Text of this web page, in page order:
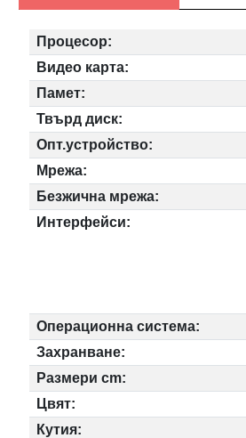
Процесор:
Видео карта:
Памет:
Твърд диск:
Опт.устройство:
Мрежа:
Безжична мрежа:
Интерфейси:
Операционна система:
Захранване:
Размери cm:
Цвят:
Кутия: